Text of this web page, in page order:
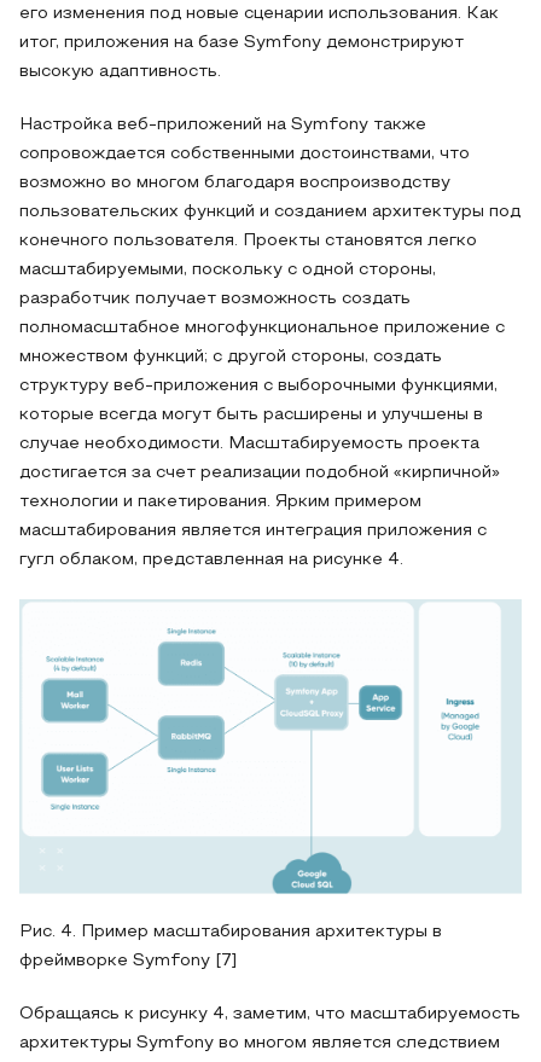
его изменения под новые сценарии использования. Как
итог, приложения на базе Symfony демонстрируют
высокую адаптивность.
Настройка веб-приложений на Symfony также
сопровождается собственными достоинствами, что
возможно во многом благодаря воспроизводству
пользовательских функций и созданием архитектуры под
конечного пользователя. Проекты становятся легко
масштабируемыми, поскольку с одной стороны,
разработчик получает возможность создать
полномасштабное многофункциональное приложение с
множеством функций; с другой стороны, создать
структуру веб-приложения с выборочными функциями,
которые всегда могут быть расширены и улучшены в
случае необходимости. Масштабируемость проекта
достигается за счет реализации подобной «кирпичной»
технологии и пакетирования. Ярким примером
масштабирования является интеграция приложения с
гугл облаком, представленная на рисунке 4.
Рис. 4. Пример масштабирования архитектуры в
фреймворке Symfony [7]
Обращаясь к рисунку 4, заметим, что масштабируемость
архитектуры Symfony во многом является следствием